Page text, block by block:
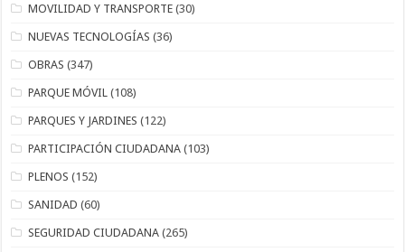
MOVILIDAD Y TRANSPORTE (30)
NUEVAS TECNOLOGÍAS (36)
OBRAS (347)
PARQUE MÓVIL (108)
PARQUES Y JARDINES (122)
PARTICIPACIÓN CIUDADANA (103)
PLENOS (152)
SANIDAD (60)
SEGURIDAD CIUDADANA (265)